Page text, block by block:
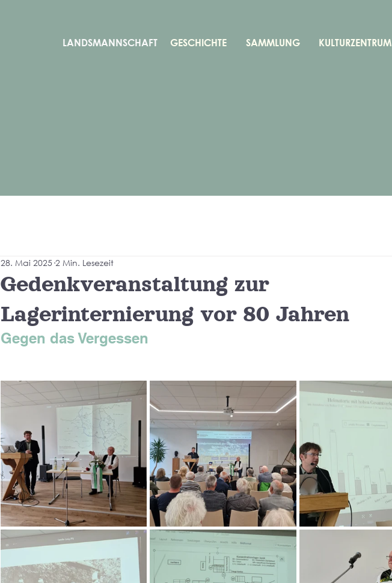
LANDSMANNSCHAFT GESCHICHTE SAMMLUNG KULTURZENTRUM
Gedenkveranstaltung zur
Lagerinternierung vor 80 Jahren
28. Mai 2025 2 Min. Lesezeit
Gegen das Vergessen